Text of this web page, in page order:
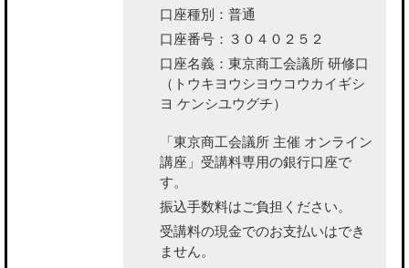
口座種別：普通
口座番号：３０４０２５２
口座名義：東京商工会議所 研修口
（トウキヨウシヨウコウカイギシ
ヨ ケンシユウグチ）
「東京商工会議所 主催 オンライン
講座」受講料専用の銀行口座で
す。
振込手数料はご負担ください。
受講料の現金でのお支払いはでき
ません。